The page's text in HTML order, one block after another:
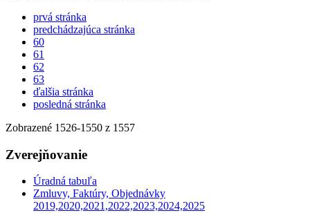
prvá stránka
predchádzajúca stránka
60
61
62
63
ďalšia stránka
posledná stránka
Zobrazené 1526-1550 z 1557
Zverejňovanie
Úradná tabuľa
Zmluvy, Faktúry, Objednávky
2019,2020,2021,2022,2023,2024,2025